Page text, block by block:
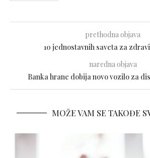
prethodna objava
10 jednostavnih saveta za
naredna objava
Banka hrane dobija novo vozilo za
MOŽE VAM SE TAKOĐE